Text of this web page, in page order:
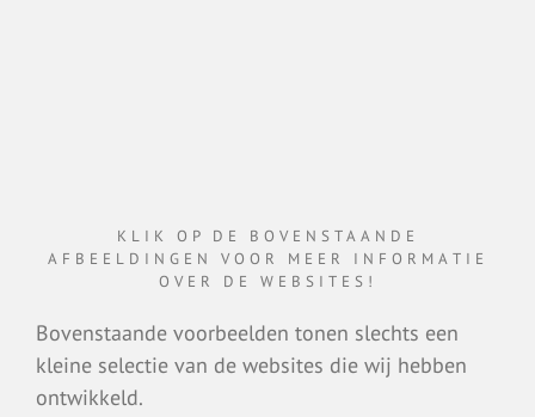
KLIK OP DE BOVENSTAANDE
AFBEELDINGEN VOOR MEER INFORMATIE
OVER DE WEBSITES!
Bovenstaande voorbeelden tonen slechts een
kleine selectie van de websites die wij hebben
ontwikkeld.